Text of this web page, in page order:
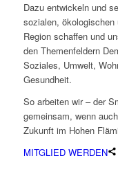
Dazu entwickeln und
sozialen,
Region schaffen und
den Themenfeldern
Soziales, Umwelt,
Gesundheit.
So arbeiten wir – der
gemeinsam, wenn
Zukunft im Hohen
MITGLIED WERDEN